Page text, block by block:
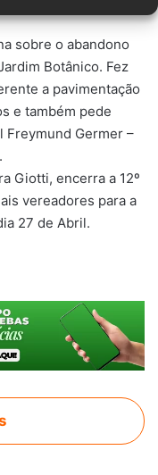
sobre o abandono
Botânico. Fez
a pavimentação
e também pede
Freymund Germer –
Giotti, encerra a 12º
vereadores para a
27 de Abril.